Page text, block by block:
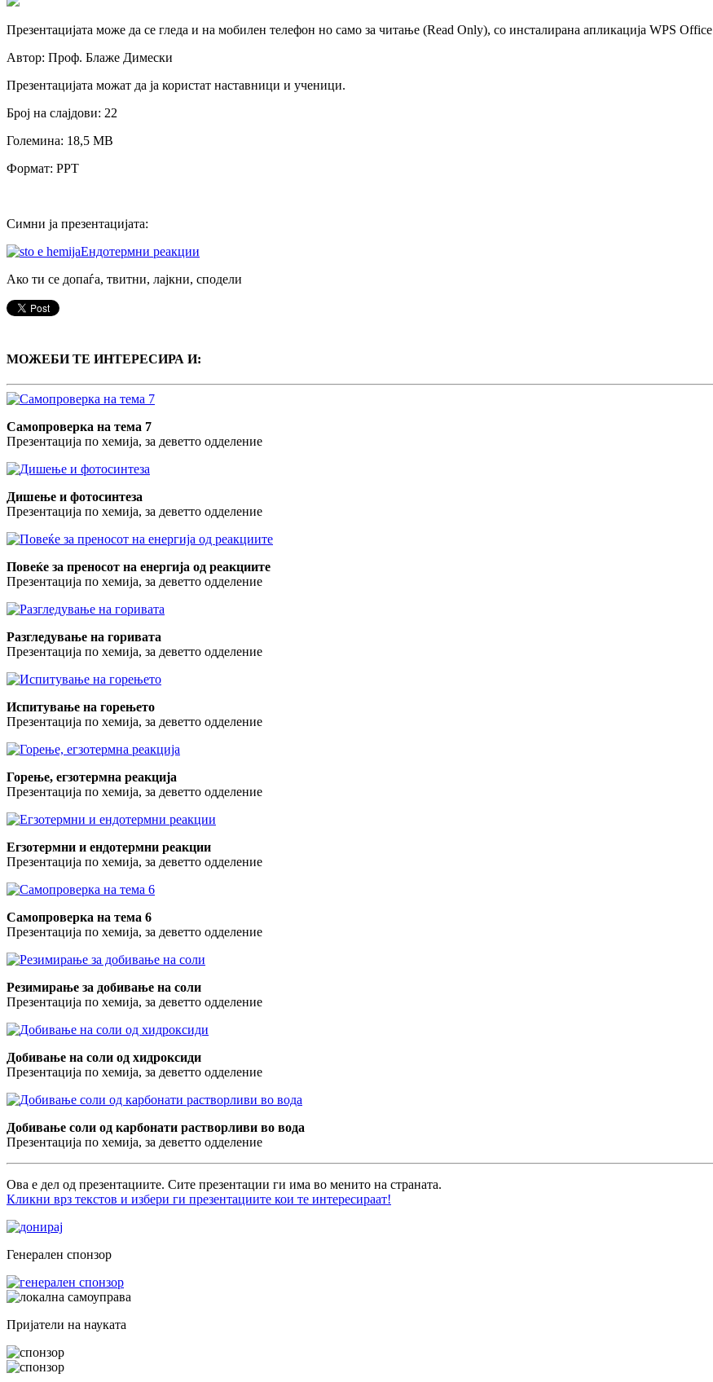
Презентацијата може да се гледа и на мобилен телефон но само за читање (Read Only), со инсталирана апликација WPS Office
Автор: Проф. Блаже Димески
Презентацијата можат да ја користат наставници и ученици.
Број на слајдови: 22
Големина: 18,5 МB
Формат: PPT
Симни ја презентацијата:
Ендотермни реакции
Ако ти се допаѓа, твитни, лајкни, сподели
МОЖЕБИ ТЕ ИНТЕРЕСИРА И:
Самопроверка на тема 7
Презентација по хемија, за деветто одделение
Дишење и фотосинтеза
Презентација по хемија, за деветто одделение
Повеќе за преносот на енергија од реакциите
Презентација по хемија, за деветто одделение
Разгледување на горивата
Презентација по хемија, за деветто одделение
Испитување на горењето
Презентација по хемија, за деветто одделение
Горење, егзотермна реакција
Презентација по хемија, за деветто одделение
Егзотермни и ендотермни реакции
Презентација по хемија, за деветто одделение
Самопроверка на тема 6
Презентација по хемија, за деветто одделение
Резимирање за добивање на соли
Презентација по хемија, за деветто одделение
Добивање на соли од хидроксиди
Презентација по хемија, за деветто одделение
Добивање соли од карбонати растворливи во вода
Презентација по хемија, за деветто одделение
Ова е дел од презентациите. Сите презентации ги има во менито на страната.
Кликни врз текстов и избери ги презентациите кои те интересираат!
Генерален спонзор
Пријатели на науката